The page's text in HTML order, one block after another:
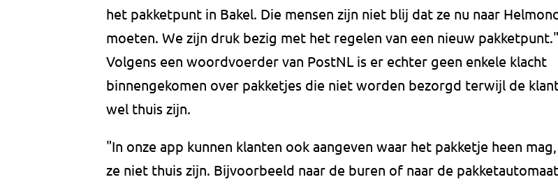
het pakketpunt in Bakel. Die mensen zijn niet blij dat ze nu naar
moeten. We zijn druk bezig met het regelen van een nieuw pakketpunt."
Volgens een woordvoerder van PostNL is er echter geen enkele klacht
binnengekomen over pakketjes die niet worden bezorgd terwijl de
wel thuis zijn.
"In onze app kunnen klanten ook aangeven waar het pakketje heen mag,
ze niet thuis zijn. Bijvoorbeeld naar de buren of naar de